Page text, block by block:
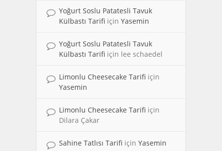
Yoğurt Soslu Patatesli Tavuk
Külbastı Tarifi için Yasemin
Yoğurt Soslu Patatesli Tavuk
Külbastı Tarifi için lee schaedel
Limonlu Cheesecake Tarifi için
Yasemin
Limonlu Cheesecake Tarifi için
Dilara Çakar
Sahine Tatlısı Tarifi için Yasemin